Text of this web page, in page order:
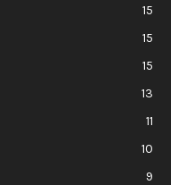
15
15
15
13
11
10
9